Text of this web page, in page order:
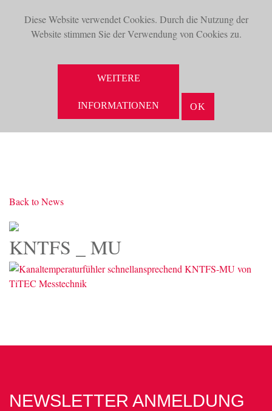
Diese Website verwendet Cookies. Durch die Nutzung der
Website stimmen Sie der Verwendung von Cookies zu.
WEITERE
INFORMATIONEN OK
Back to News
KNTFS _ MU
NEWSLETTER ANMELDUNG